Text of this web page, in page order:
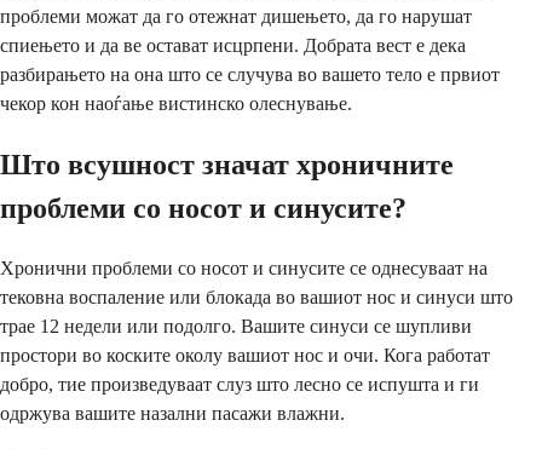
проблеми можат да го отежнат дишењето, да го нарушат
спиењето и да ве остават исцрпени. Добрата вест е дека
разбирањето на она што се случува во вашето тело е првиот
чекор кон наоѓање вистинско олеснување.
Што всушност значат хроничните
проблеми со носот и синусите?
Хронични проблеми со носот и синусите се однесуваат на
тековна воспаление или блокада во вашиот нос и синуси што
трае 12 недели или подолго. Вашите синуси се шупливи
простори во коските околу вашиот нос и очи. Кога работат
добро, тие произведуваат слуз што лесно се испушта и ги
одржува вашите назални пасажи влажни.